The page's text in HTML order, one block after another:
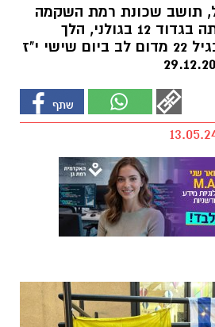
תושב שכונת רמת השקמה
ברמת-גן ומפקד כיתה בגדוד 12 בגולני, הלך
לעולמו בטרם עת בגיל 22 מדום לב ביום שישי י"ז